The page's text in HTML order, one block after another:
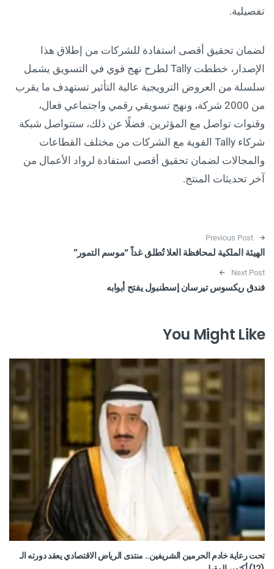
تفصيلية.
لضمان تحقيق أقصى استفادة للشركات من إطلاق هذا
الإصدار، خططت Tally لطرح نهج قوي في التسويق يشمل
سلسلة من العروض الترويجية عالية التأثير تستهدف ما يقرب
من 2000 شركة، ونهج تسويقي رقمي واجتماعي فعال،
وقنوات تواصل مع المؤثرين. فضلًا عن ذلك، ستتواصل شبكة
شركاء Tally القوية مع الشركات من مختلف القطاعات
والمجالات لضمان تحقيق أقصى استفادة لرواد الأعمال من
آخر تحديثات المنتج.
Post navigation
Previous Post
الهيئة الملكية لمحافظة العلا تُطلق غداً “موسم التمور”
Next Post
فندق ريكسوس تيرسان إسطنبول يفتح أبوابه
You Might Like
تحت رعاية خادم الحرمين الشريفين.. منتدى الرياض الاقتصادي يعقد دورته الـ